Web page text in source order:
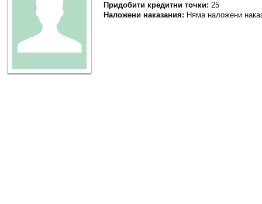
Придобити кредитни точки: 25
Наложени наказания: Няма наложени